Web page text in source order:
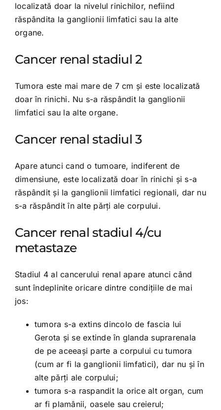
localizată doar la nivelul rinichilor, nefiind
răspândita la ganglionii limfatici sau la alte
organe.
Cancer renal stadiul 2
Tumora este mai mare de 7 cm și este localizată
doar în rinichi. Nu s-a răspândit la ganglionii
limfatici sau la alte organe.
Cancer renal stadiul 3
Apare atunci cand o tumoare, indiferent de
dimensiune, este localizată doar în rinichi și s-a
răspândit și la ganglionii limfatici regionali, dar nu
s-a răspândit în alte părți ale corpului.
Cancer renal stadiul 4/cu
metastaze
Stadiul 4 al cancerului renal apare atunci când
sunt îndeplinite oricare dintre condițiile de mai
jos:
tumora s-a extins dincolo de fascia lui
Gerota și se extinde în glanda suprarenala
de pe aceeași parte a corpului cu tumora
(cum ar fi la ganglionii limfatici), dar nu și în
alte părți ale corpului;
tumora s-a raspandit la orice alt organ, cum
ar fi plamânii, oasele sau creierul;